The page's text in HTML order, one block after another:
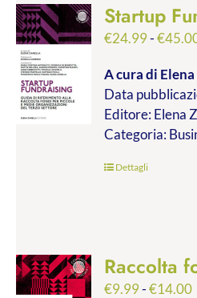
Startup
€24.99-€
A cura di
Data
Editore: Elena
Categoria:
Dettagli
Raccolta
€9.99-€14.00